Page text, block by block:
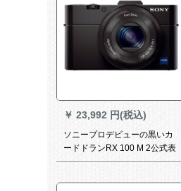
￥ 23,992 円(税込)
ソニープロデビューの黒いカ
ードドランRX 100 M 2公式表
示